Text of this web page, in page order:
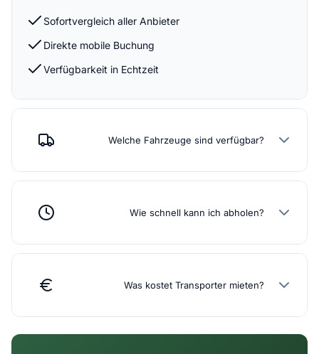
Sofortvergleich aller Anbieter
Direkte mobile Buchung
Verfügbarkeit in Echtzeit
Welche Fahrzeuge sind verfügbar?
Wie schnell kann ich abholen?
Was kostet Transporter mieten?